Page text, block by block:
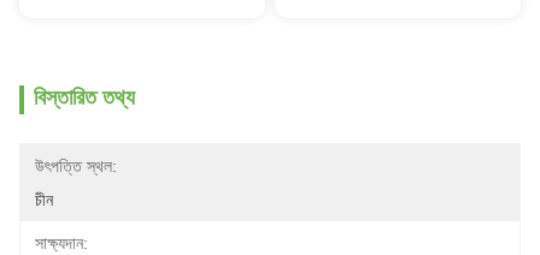
বিস্তারিত তথ্য
উৎপত্তি স্থল:
চীন
সাক্ষ্যদান: